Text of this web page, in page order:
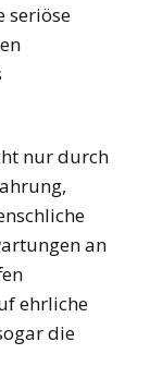
seriöse
nur durch
an
ehrliche
die